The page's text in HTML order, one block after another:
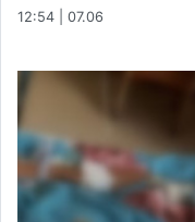
12:54 | 07.06